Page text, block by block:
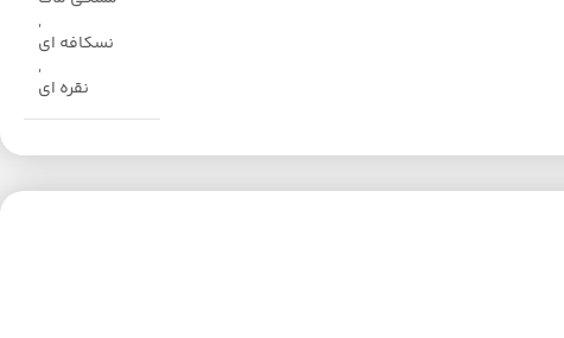
,
نسکافه ای
,
نقره ای